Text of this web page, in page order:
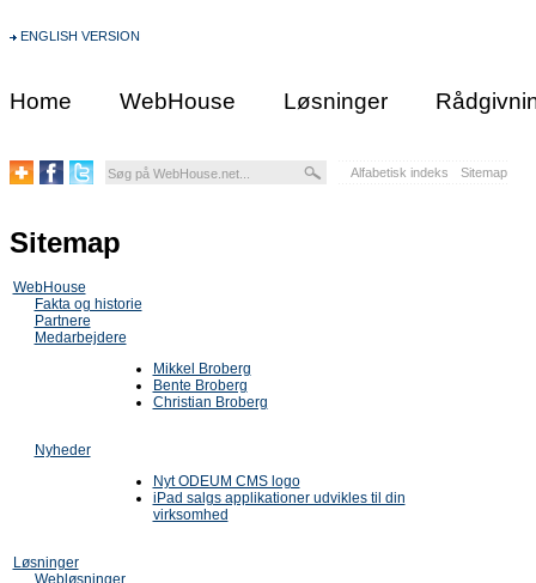
ENGLISH VERSION
Home WebHouse Løsninger
Alfabetisk indeks Sitemap
Sitemap
WebHouse
Fakta og historie
Partnere
Medarbejdere
Mikkel Broberg
Bente Broberg
Christian Broberg
Nyheder
Nyt ODEUM CMS logo
iPad salgs applikationer udvikles til din
virksomhed
Løsninger
Webløsninger